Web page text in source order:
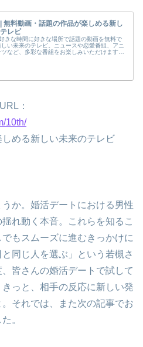
無料動画・話題の作品が楽しめる新し
レビ
きな時間に好きな場所で話題の動画を無料で
い未来のテレビ。ニュースや恋愛番組、アニ
ツなど、多彩な番組をお楽しみいただけます。
：
10th/
める新しい未来のテレビ
か。婚活デートにおける男性
れ動く本音。これらを知るこ
もスムーズに進むきっかけに
同じ人を選ぶ」という若槻さ
皆さんの婚活デートで試して
っと、相手の反応に新しい発
それでは、また次の記事でお
。